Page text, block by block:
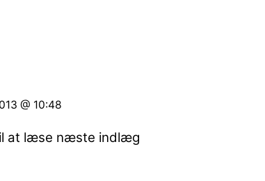
@ 10:48
at læse næste indlæg